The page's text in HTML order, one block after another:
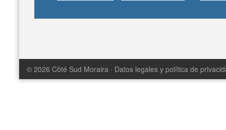
© 2026 Côté Sud Moraira · Datos legales y política de